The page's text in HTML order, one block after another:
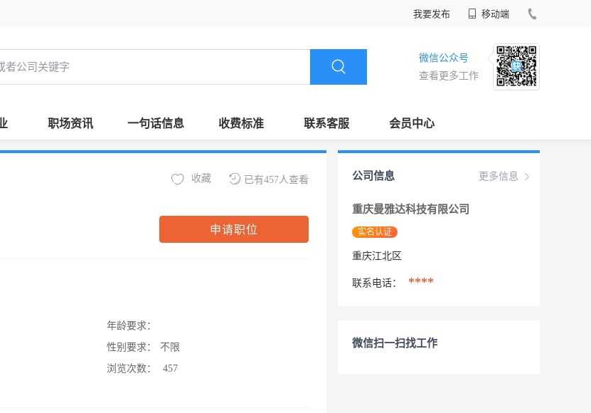
我要发布 移动端
微信公众号
查看更多工作
职场资讯 一句话信息 收费标准 联系客服 会员中心
已有457人查看
收藏
申请职位
年龄要求：
性别要求：
不限
浏览次数：
457
更多信息
公司信息
重庆曼雅达科技有限公司
实名认证
重庆江北区
联系电话： ****
微信扫一扫找工作